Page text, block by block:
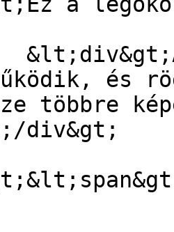
és
többre
div&gt;